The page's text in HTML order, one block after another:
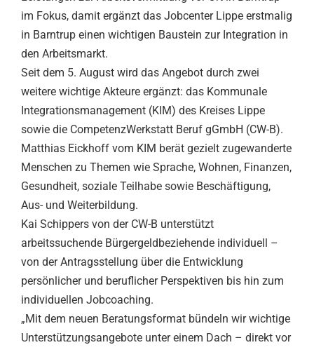
im Fokus, damit ergänzt das Jobcenter Lippe erstmalig
in Barntrup einen wichtigen Baustein zur Integration in
den Arbeitsmarkt.
Seit dem 5. August wird das Angebot durch zwei
weitere wichtige Akteure ergänzt: das Kommunale
Integrationsmanagement (KIM) des Kreises Lippe
sowie die CompetenzWerkstatt Beruf gGmbH (CW-B).
Matthias Eickhoff vom KIM berät gezielt zugewanderte
Menschen zu Themen wie Sprache, Wohnen, Finanzen,
Gesundheit, soziale Teilhabe sowie Beschäftigung,
Aus- und Weiterbildung.
Kai Schippers von der CW-B unterstützt
arbeitssuchende Bürgergeldbeziehende individuell –
von der Antragsstellung über die Entwicklung
persönlicher und beruflicher Perspektiven bis hin zum
individuellen Jobcoaching.
„Mit dem neuen Beratungsformat bündeln wir wichtige
Unterstützungsangebote unter einem Dach – direkt vor